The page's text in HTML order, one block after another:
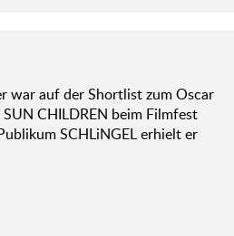
war auf der Shortlist zum Oscar
CHILDREN beim Filmfest
SCHLiNGEL erhielt er